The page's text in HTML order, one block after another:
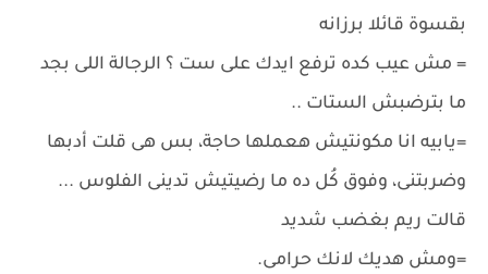
بقسوة قائلا برزانه
= مش عيب كده ترفع ايدك على ست ؟ الرجالة اللى بجد
ما بترضبش الستات ..
=يابيه انا مكونتيش هعملها حاجة، بس هى قلت أدبها
وضربتنى، وفوق كُل ده ما رضيتيش تدينى الفلوس ...
قالت ريم بغضب شديد
=ومش هديك لانك حرامى.